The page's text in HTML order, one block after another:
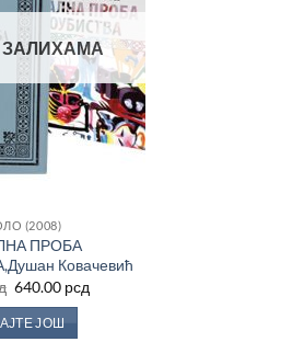
(2008)
ПРОБА
Ковачевић
Оригинална
је
била:
640.00 рсдТренутна
цена
ЈОШ